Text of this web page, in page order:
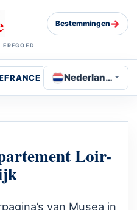
Bestemmingen →
Nederlands
Loir-
van Musea in